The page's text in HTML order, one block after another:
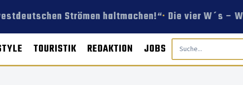
Strömen haltmachen!“ Die vier W´s –
TOURISTIK REDAKTION JOBS